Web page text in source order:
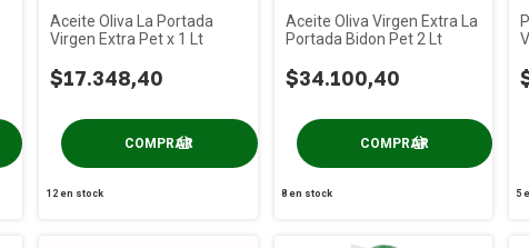
Aceite Oliva La Portada
Virgen Extra Pet x 1 Lt
$17.348,40
12en stock
Aceite Oliva Virgen Extra La
Portada Bidon Pet 2 Lt
$34.100,40
8 en stock 5